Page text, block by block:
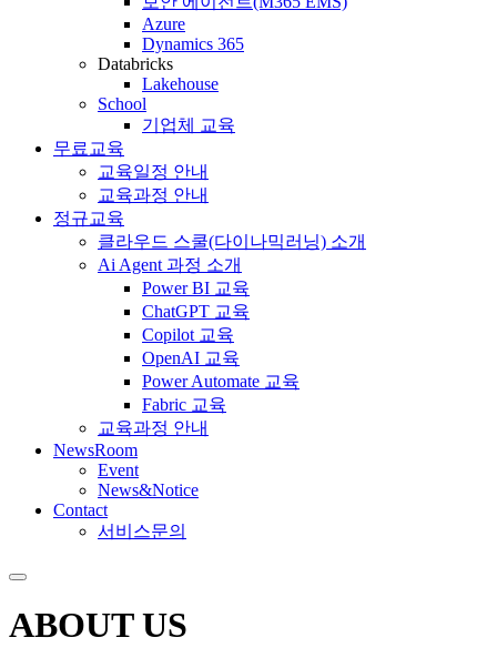
Azure
Dynamics 365
Databricks
Lakehouse
School
기업체 교육
무료교육
교육일정 안내
교육과정 안내
정규교육
클라우드 스쿨(다이나믹러닝) 소개
Ai Agent 과정 소개
Power BI 교육
ChatGPT 교육
Copilot 교육
OpenAI 교육
Power Automate 교육
Fabric 교육
교육과정 안내
NewsRoom
Event
News&Notice
Contact
서비스문의
ABOUT US